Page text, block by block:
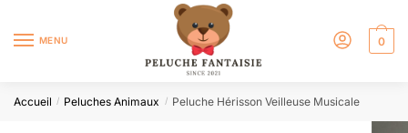
MENU 0
Accueil / Peluches Animaux / Peluche Hérisson Veilleuse Musicale